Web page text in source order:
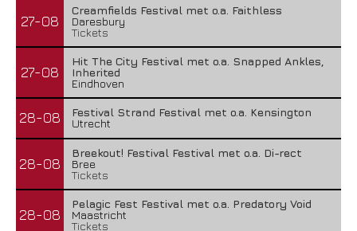
27-08
Creamfields Festival met o.a. Faithless
Daresbury
Tickets
27-08
Hit The City Festival met o.a. Snapped Ankles,
Inherited
Eindhoven
28-08
Festival Strand Festival met o.a. Kensington
Utrecht
28-08
Breekout! Festival Festival met o.a. Di-rect
Bree
Tickets
28-08
Pelagic Fest Festival met o.a. Predatory Void
Maastricht
Tickets